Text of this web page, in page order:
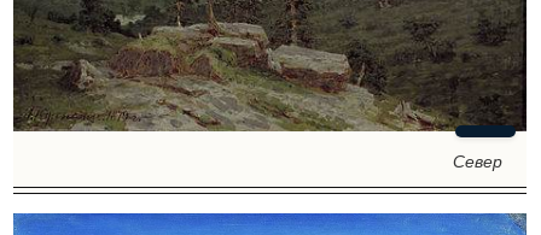
Север